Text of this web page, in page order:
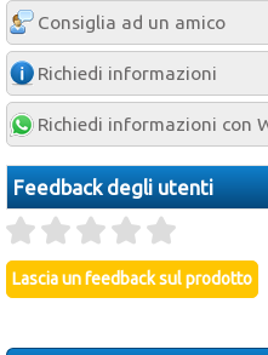
Consiglia ad un amico
Richiedi informazioni
Richiedi informazioni con
Feedback degli utenti